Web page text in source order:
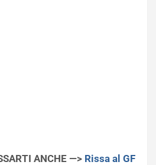
ANCHE —> Rissa al GF